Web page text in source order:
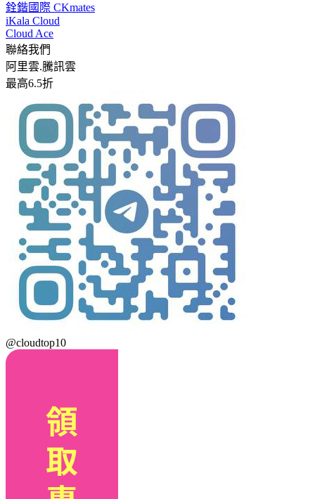
銓鍇國際 CKmates
iKala Cloud
Cloud Ace
聯絡我們
阿里雲.騰訊雲
最高6.5折
@cloudtop10